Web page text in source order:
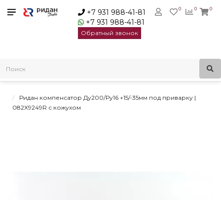
+7 931 988-41-81
+7 931 988-41-81
Обратный звонок
0
0 0
Трубопроводная арматура
Осевые сильфонные компенсаторы Ридан под приварку
Ридан компенсатор Ду200/Ру16 +15/-35мм под приварку |
082X9249R с кожухом